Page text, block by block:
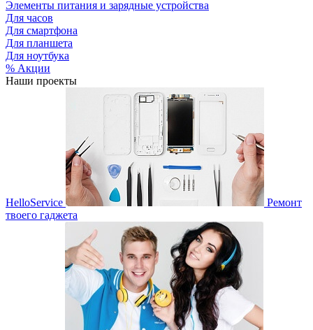
Элементы питания и зарядные устройства
Для часов
Для смартфона
Для планшета
Для ноутбука
% Акции
Наши проекты
HelloService
Ремонт
твоего гаджета